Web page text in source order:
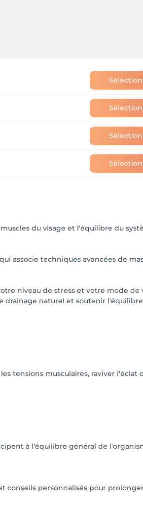
et d'un bien-être durable.
du visage et l'équilibre du
associe techniques avancées de
niveau de stress et votre mode de
drainage naturel et soutenir
tensions musculaires, raviver l'éclat
à l'équilibre général de
conseils personnalisés pour